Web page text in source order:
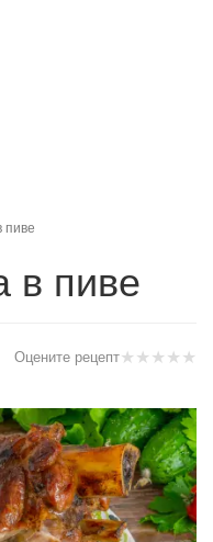
пиве
в пиве
★★★★★
Оцените рецепт